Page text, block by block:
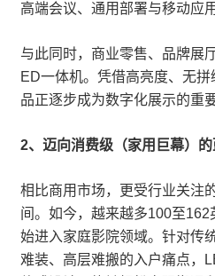
高端会议、通用部署与移动应
与此同时，商业零售、品牌展
ED一体机。凭借高亮度、无
品正逐步成为数字化展示的重
2、迈向消费级（家用巨幕）
相比商用市场，更受行业关注
间。如今，越来越多100至
始进入家庭影院领域。针对传
难装、高层难搬的入户痛点，